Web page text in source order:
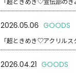
「超ときめき♡宣伝部の
2026.05.06 GOODS
「超ときめき♡アクリル
2026.04.21 GOODS